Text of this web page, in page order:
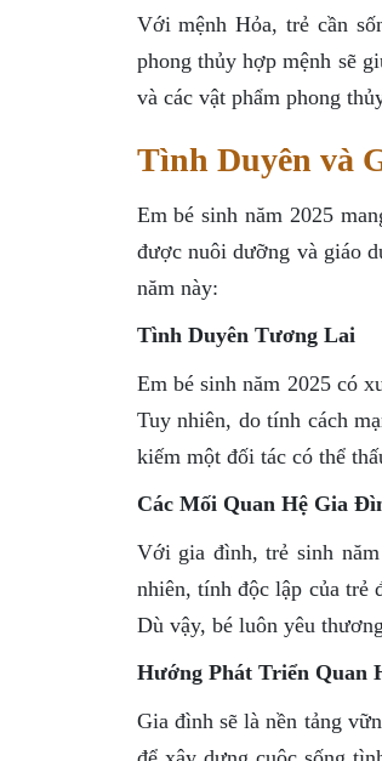
Với mệnh Hỏa, trẻ cần
phong thủy hợp mệnh sẽ
và các vật phẩm phong
Tình Duyên và
Em bé sinh năm 2025
được nuôi dưỡng và giáo
năm này:
Tình Duyên Tương Lai
Em bé sinh năm 2025 có
Tuy nhiên, do tính cách
kiếm một đối tác có thể
Các Mối Quan Hệ Gia
Với gia đình, trẻ sinh
nhiên, tính độc lập của trẻ
Dù vậy, bé luôn yêu
Hướng Phát Triển Quan
Gia đình sẽ là nền tảng